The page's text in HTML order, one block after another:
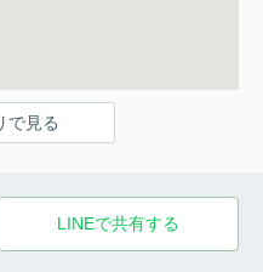
で見る
LINEで共有する